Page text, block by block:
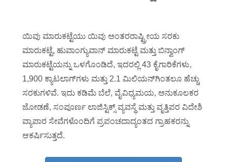
ಯಿವು ಮಾರುಕಟ್ಟೆಯು ಯಿವು ಅಂತರರಾಷ್ಟ್ರೀಯ ಸರಕು
ಮಾರುಕಟ್ಟೆ, ಹುವಾಂಗ್ಯುವಾನ್ ಮಾರುಕಟ್ಟೆ ಮತ್ತು ಬಿನ್ವಾಂಗ್
ಮಾರುಕಟ್ಟೆಯನ್ನು ಒಳಗೊಂಡಿದೆ, ಇದರಲ್ಲಿ 43 ಕೈಗಾರಿಕೆಗಳು,
1,900 ಕ್ಯಾಟಲಾಗ್‌ಗಳು ಮತ್ತು 2.1 ಮಿಲಿಯನ್‌ಗಿಂತಲೂ ಹೆಚ್ಚು
ಸರಕುಗಳಿವೆ. ಇದು ಕಡಿಮೆ ಬೆಲೆ, ವೈವಿಧ್ಯಮಯ, ಅನುಕೂಲಕರ
ಜೋಡಣೆ, ಸಂಪೂರ್ಣ ಲಾಜಿಸ್ಟಿಕ್ಸ್ ವ್ಯವಸ್ಥೆ ಮತ್ತು ವೃತ್ತಿಪರ ವಿದೇಶಿ
ವ್ಯಾಪಾರ ಸೇವೆಗಳೊಂದಿಗೆ ಪ್ರಪಂಚದಾದ್ಯಂತದ ಗ್ರಾಹಕರನ್ನು
ಆಕರ್ಷಿಸುತ್ತದೆ.